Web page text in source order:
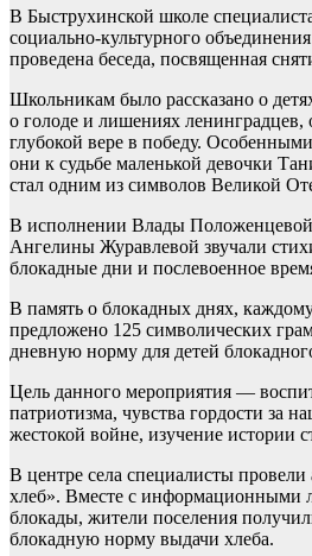
В Быструхинской школе
социально-культурного
проведена беседа, посвященная
Школьникам было рассказано о
о голоде и лишениях ленинградцев,
глубокой вере в победу.
они к судьбе маленькой девочки
стал одним из символов Великой
В исполнении Влады
Ангелины Журавлевой звучали
блокадные дни и послевоенное
В память о блокадных днях,
предложено 125 символических
дневную норму для детей
Цель данного мероприятия —
патриотизма, чувства гордости за
жестокой войне, изучение истории
В центре села специалисты
хлеб». Вместе с информационными
блокады, жители поселения
блокадную норму выдачи хлеба.